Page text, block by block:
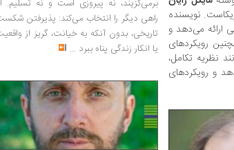
نویسنده
ارائه می‌دهد و
رویکردهای
نظریه تکامل،
و رویکردهای
برمی‌گزیند، نه پیروزی است و نه تسلیم.
راهی دیگر را انتخاب می‌کند: پذیرفتن
تاریخی، بدون آنکه به خیانت، گریز از
یا انکار زندگی پناه ببرد ...